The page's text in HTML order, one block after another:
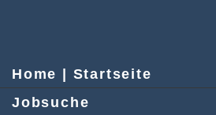
Home | Startseite
Jobsuche